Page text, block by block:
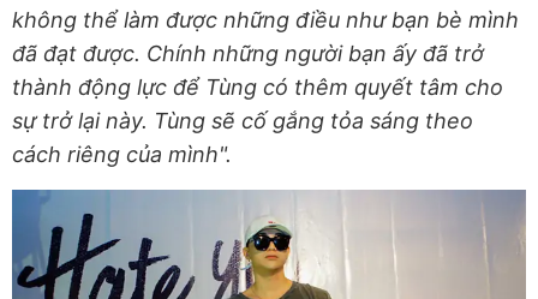
không thể làm được những điều như bạn bè mình
đã đạt được. Chính những người bạn ấy đã trở
thành động lực để Tùng có thêm quyết tâm cho
sự trở lại này. Tùng sẽ cố gắng tỏa sáng theo
cách riêng của mình".